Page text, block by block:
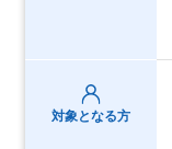
対象となる方